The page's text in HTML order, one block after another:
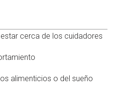
cerca de los cuidadores
alimenticios o del sueño